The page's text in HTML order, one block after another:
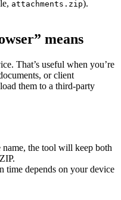
attachments.zip).
means
That’s useful when you’re
or client
them to a third-party
the tool will keep both
time depends on your device